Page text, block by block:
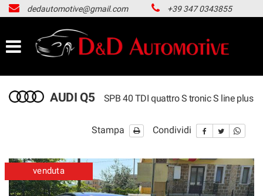
HOME
LISTA VEICOLI
NEWS
dedautomotive@gmail.com +39 347 0343855
AUDI Q5 SPB 40 TDI quattro S tronic S line plus
Stampa Condividi
venduta